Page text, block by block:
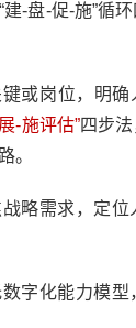
建-盘-促-施”循
或岗位，明
-施评估”四步
。
战略需求，定
数字化能力模